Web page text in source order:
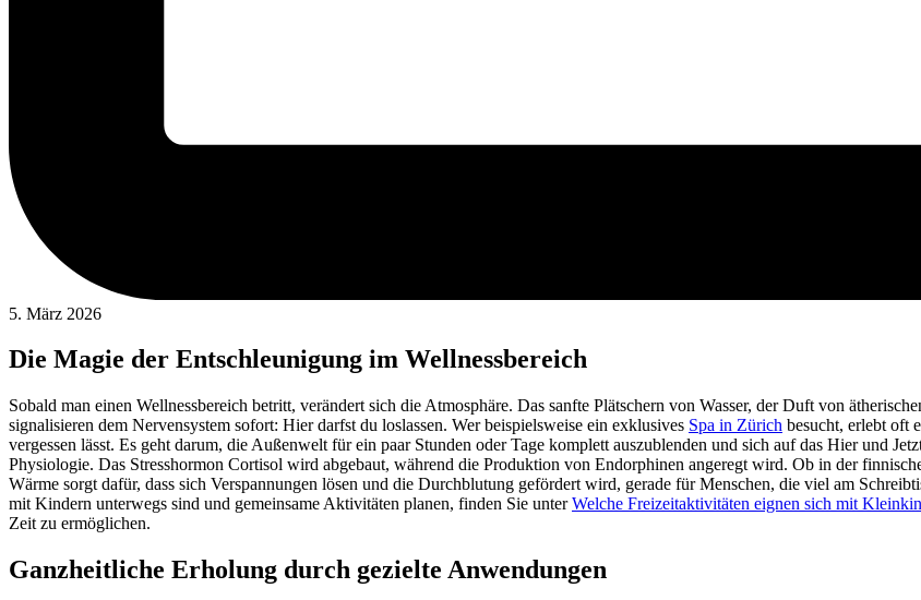
5. März 2026
Die Magie der Entschleunigung im Wellnessbereich
Sobald man einen Wellnessbereich betritt, verändert sich die Atmosphäre. Das sanfte Plätschern von Wasser, der Duft von
signalisieren dem Nervensystem sofort: Hier darfst du loslassen. Wer beispielsweise ein exklusives Spa in Zürich besucht, erlebt oft
vergessen lässt. Es geht darum, die Außenwelt für ein paar Stunden oder Tage komplett auszublenden und sich auf das Hier und
Physiologie. Das Stresshormon Cortisol wird abgebaut, während die Produktion von Endorphinen angeregt wird. Ob in der
Wärme sorgt dafür, dass sich Verspannungen lösen und die Durchblutung gefördert wird, gerade für Menschen, die viel am
mit Kindern unterwegs sind und gemeinsame Aktivitäten planen, finden Sie unterWelche Freizeitaktivitäten eignen sich mit
Zeit zu ermöglichen.
Ganzheitliche Erholung durch gezielte Anwendungen